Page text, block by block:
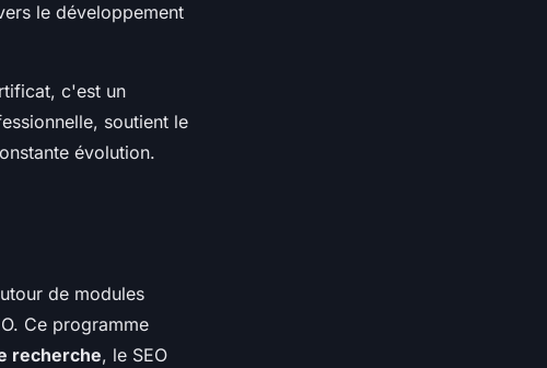
le développement
c'est un
soutient le
évolution.
de modules
Ce programme
recherche, le SEO